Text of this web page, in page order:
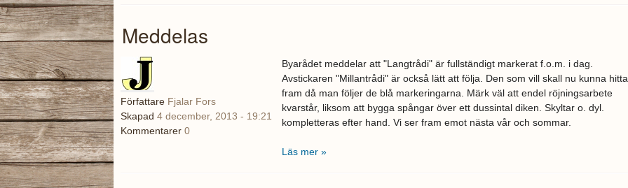
Meddelas
Författare Fjalar Fors
Skapad 4 december, 2013 - 19:21
Kommentarer 0
Byarådet meddelar att "Langtrådi" är fullständigt markerat f.o.m. i dag.
Avstickaren "Millantrådi" är också lätt att följa. Den som vill skall nu kunna hitta
fram då man följer de blå markeringarna. Märk väl att endel röjningsarbete
kvarstår, liksom att bygga spångar över ett dussintal diken. Skyltar o. dyl.
kompletteras efter hand. Vi ser fram emot nästa vår och sommar.
Läs mer »